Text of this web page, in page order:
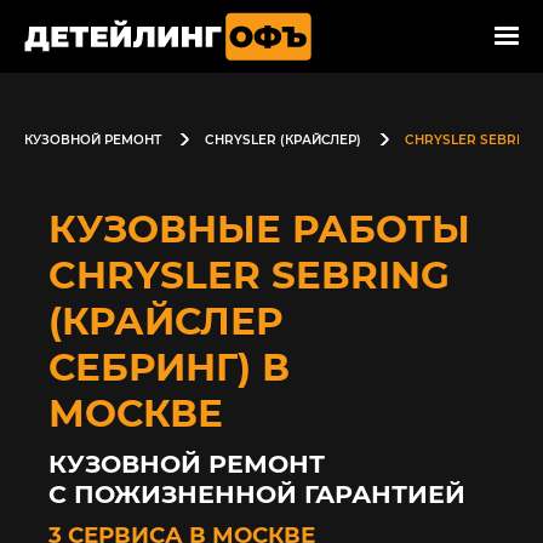
КУЗОВНОЙ РЕМОНТ CHRYSLER (КРАЙСЛЕР) CHRYSLER
КУЗОВНЫЕ РАБОТЫ
CHRYSLER SEBRING
(КРАЙСЛЕР
СЕБРИНГ) В
МОСКВЕ
КУЗОВНОЙ РЕМОНТ
С ПОЖИЗНЕННОЙ ГАРАНТИЕЙ
3 СЕРВИСА В МОСКВЕ